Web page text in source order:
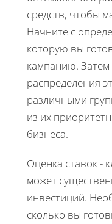
средств, чтобы
Начните с
которую вы
кампанию. Затем
распределения
различными
из их
бизнеса.
Оценка ставок -
может
инвестиций.
сколько вы